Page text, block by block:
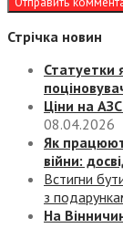
Стрічка новин
Статуетки
Ціни на
08.04.2026
Як
війни:
Встигни
з
На